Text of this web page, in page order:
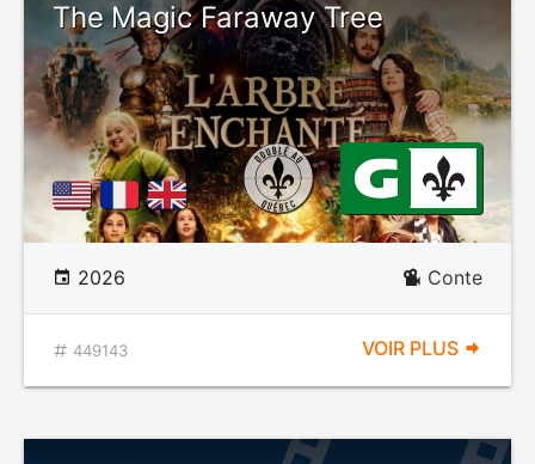
The Magic Faraway Tree
2026 Conte
449143 VOIR PLUS